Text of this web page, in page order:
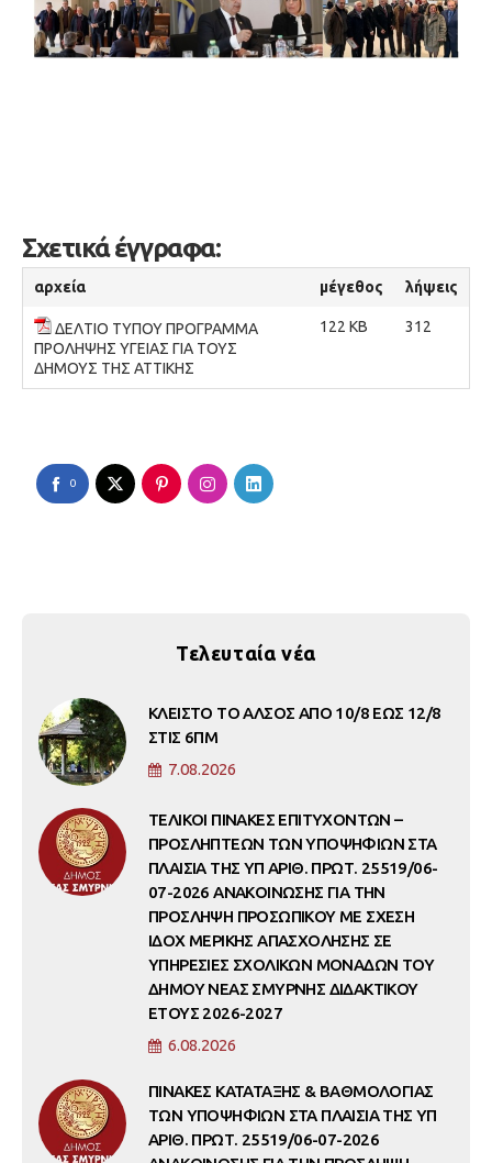
Σχετικά έγγραφα:
αρχεία μέγεθος λήψεις
ΔΕΛΤΙΟ ΤΥΠΟΥ ΠΡΟΓΡΑΜΜΑ
ΠΡΟΛΗΨΗΣ ΥΓΕΙΑΣ ΓΙΑ ΤΟΥΣ
ΔΗΜΟΥΣ ΤΗΣ ΑΤΤΙΚΗΣ
122 KB 312
0
Τελευταία νέα
ΚΛΕΙΣΤΟ ΤΟ ΑΛΣΟΣ ΑΠΟ 10/8 ΕΩΣ 12/8
ΣΤΙΣ 6ΠΜ
7.08.2026
ΤΕΛΙΚΟΙ ΠΙΝΑΚΕΣ ΕΠΙΤΥΧΟΝΤΩΝ –
ΠΡΟΣΛΗΠΤΕΩΝ ΤΩΝ ΥΠΟΨΗΦΙΩΝ ΣΤΑ
ΠΛΑΙΣΙΑ ΤΗΣ ΥΠ ΑΡΙΘ. ΠΡΩΤ. 25519/06-
07-2026 ΑΝΑΚΟΙΝΩΣΗΣ ΓΙΑ ΤΗΝ
ΠΡΟΣΛΗΨΗ ΠΡΟΣΩΠΙΚΟΥ ΜΕ ΣΧΕΣΗ
ΙΔΟΧ ΜΕΡΙΚΗΣ ΑΠΑΣΧΟΛΗΣΗΣ ΣΕ
ΥΠΗΡΕΣΙΕΣ ΣΧΟΛΙΚΩΝ ΜΟΝΑΔΩΝ ΤΟΥ
ΔΗΜΟΥ ΝΕΑΣ ΣΜΥΡΝΗΣ ΔΙΔΑΚΤΙΚΟΥ
ΕΤΟΥΣ 2026-2027
6.08.2026
ΠΙΝΑΚΕΣ ΚΑΤΑΤΑΞΗΣ & ΒΑΘΜΟΛΟΓΙΑΣ
ΤΩΝ ΥΠΟΨΗΦΙΩΝ ΣΤΑ ΠΛΑΙΣΙΑ ΤΗΣ ΥΠ
ΑΡΙΘ. ΠΡΩΤ. 25519/06-07-2026